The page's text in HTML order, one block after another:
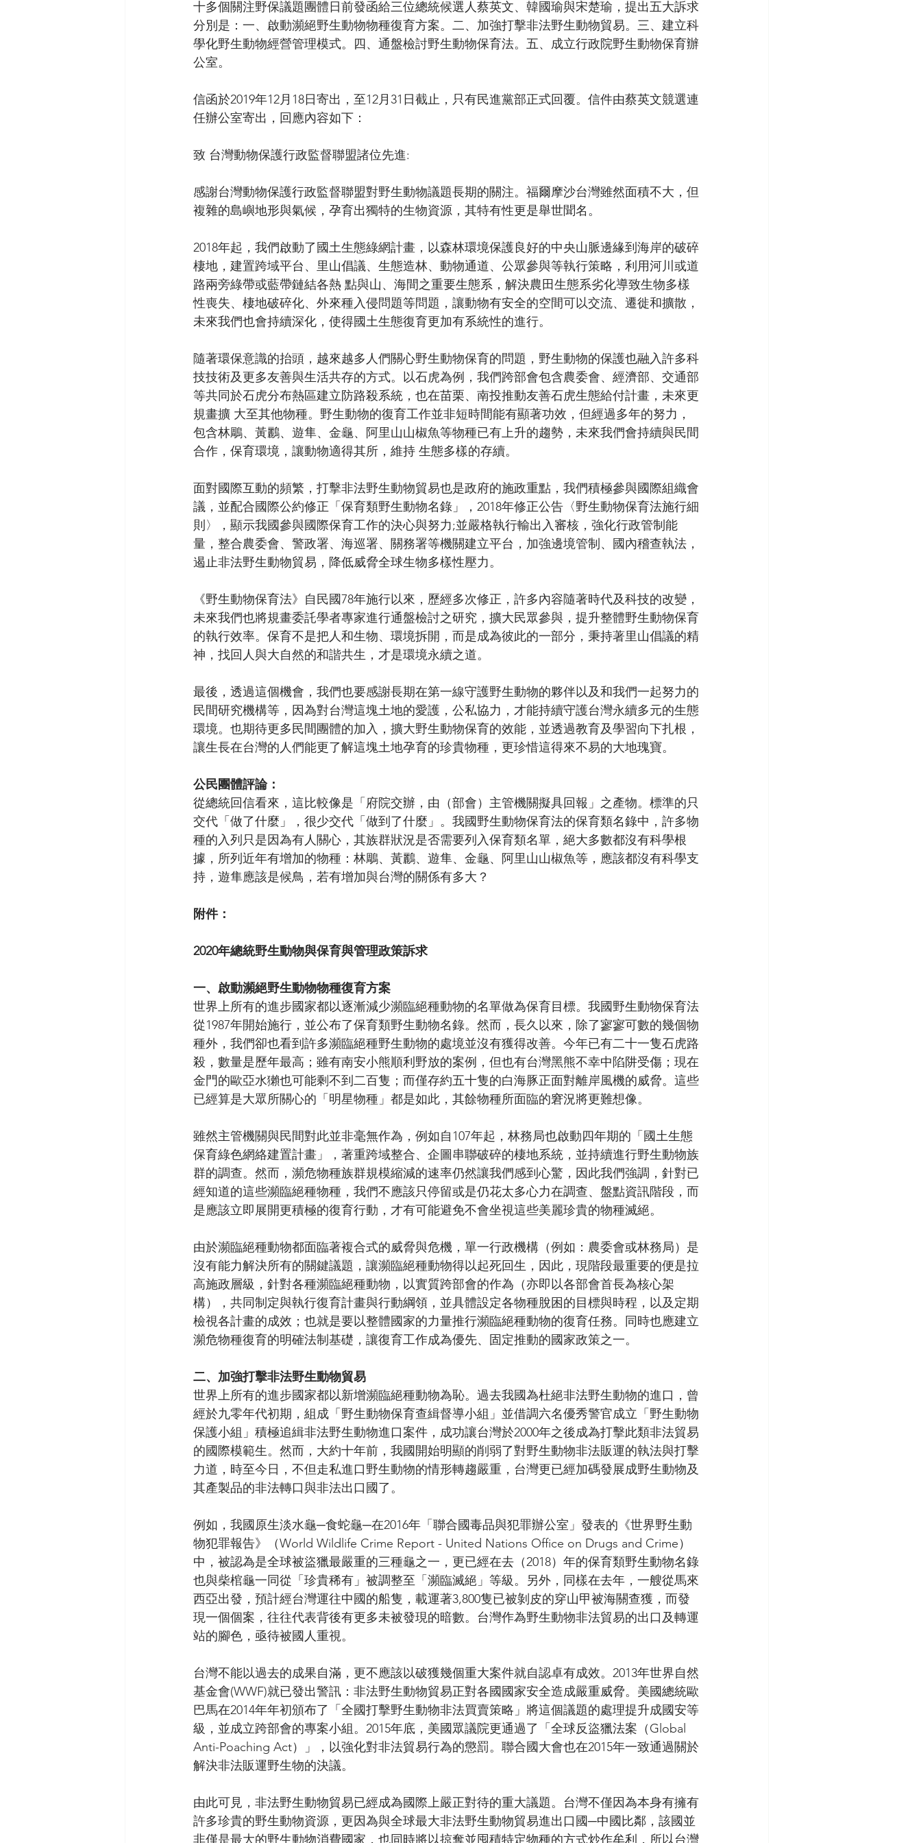
十多個關注野保議題團體日前發函給三位總統候選人蔡英文、韓國瑜與宋楚瑜，提出五大訴求
分別是：一、啟動瀕絕野生動物物種復育方案。二、加強打擊非法野生動物貿易。三、建立科
學化野生動物經營管理模式。四、通盤檢討野生動物保育法。五、成立行政院野生動物保育辦
公室。
信函於2019年12月18日寄出，至12月31日截止，只有民進黨部正式回覆。信件由蔡英文競選連
任辦公室寄出，回應內容如下：
致 台灣動物保護行政監督聯盟諸位先進:
感謝台灣動物保護行政監督聯盟對野生動物議題長期的關注。福爾摩沙台灣雖然面積不大，但
複雜的島嶼地形與氣候，孕育出獨特的生物資源，其特有性更是舉世聞名。
2018年起，我們啟動了國土生態綠網計畫，以森林環境保護良好的中央山脈邊緣到海岸的破碎
棲地，建置跨域平台、里山倡議、生態造林、動物通道、公眾參與等執行策略，利用河川或道
路兩旁綠帶或藍帶鏈結各熱 點與山、海間之重要生態系，解決農田生態系劣化導致生物多樣
性喪失、棲地破碎化、外來種入侵問題等問題，讓動物有安全的空間可以交流、遷徙和擴散，
未來我們也會持續深化，使得國土生態復育更加有系統性的進行。
隨著環保意識的抬頭，越來越多人們關心野生動物保育的問題，野生動物的保護也融入許多科
技技術及更多友善與生活共存的方式。以石虎為例，我們跨部會包含農委會、經濟部、交通部
等共同於石虎分布熱區建立防路殺系統，也在苗栗、南投推動友善石虎生態給付計畫，未來更
規畫擴 大至其他物種。野生動物的復育工作並非短時間能有顯著功效，但經過多年的努力，
包含林鵰、黃鸝、遊隼、金龜、阿里山山椒魚等物種已有上升的趨勢，未來我們會持續與民間
合作，保育環境，讓動物適得其所，維持 生態多樣的存續。
面對國際互動的頻繁，打擊非法野生動物貿易也是政府的施政重點，我們積極參與國際組織會
議，並配合國際公約修正「保育類野生動物名錄」，2018年修正公告〈野生動物保育法施行細
則〉，顯示我國參與國際保育工作的決心與努力;並嚴格執行輸出入審核，強化行政管制能
量，整合農委會、警政署、海巡署、關務署等機關建立平台，加強邊境管制、國內稽查執法，
遏止非法野生動物貿易，降低威脅全球生物多樣性壓力。
《野生動物保育法》自民國78年施行以來，歷經多次修正，許多內容隨著時代及科技的改變，
未來我們也將規畫委託學者專家進行通盤檢討之研究，擴大民眾參與，提升整體野生動物保育
的執行效率。保育不是把人和生物、環境拆開，而是成為彼此的一部分，秉持著里山倡議的精
神，找回人與大自然的和諧共生，才是環境永續之道。
最後，透過這個機會，我們也要感謝長期在第一線守護野生動物的夥伴以及和我們一起努力的
民間研究機構等，因為對台灣這塊土地的愛護，公私協力，才能持續守護台灣永續多元的生態
環境。也期待更多民間團體的加入，擴大野生動物保育的效能，並透過教育及學習向下扎根，
讓生長在台灣的人們能更了解這塊土地孕育的珍貴物種，更珍惜這得來不易的大地瑰寶。
公民團體評論：
從總統回信看來，這比較像是「府院交辦，由（部會）主管機關擬具回報」之產物。標準的只
交代「做了什麼」，很少交代「做到了什麼」。我國野生動物保育法的保育類名錄中，許多物
種的入列只是因為有人關心，其族群狀況是否需要列入保育類名單，絕大多數都沒有科學根
據，所列近年有增加的物種：林鵰、黃鸝、遊隼、金龜、阿里山山椒魚等，應該都沒有科學支
持，遊隼應該是候鳥，若有增加與台灣的關係有多大？
附件：
2020年總統野生動物與保育與管理政策訴求
一、啟動瀕絕野生動物物種復育方案
世界上所有的進步國家都以逐漸減少瀕臨絕種動物的名單做為保育目標。我國野生動物保育法
從1987年開始施行，並公布了保育類野生動物名錄。然而，長久以來，除了寥寥可數的幾個物
種外，我們卻也看到許多瀕臨絕種野生動物的處境並沒有獲得改善。今年已有二十一隻石虎路
殺，數量是歷年最高；雖有南安小熊順利野放的案例，但也有台灣黑熊不幸中陷阱受傷；現在
金門的歐亞水獺也可能剩不到二百隻；而僅存約五十隻的白海豚正面對離岸風機的威脅。這些
已經算是大眾所關心的「明星物種」都是如此，其餘物種所面臨的窘況將更難想像。
雖然主管機關與民間對此並非毫無作為，例如自107年起，林務局也啟動四年期的「國土生態
保育綠色網絡建置計畫」，著重跨域整合、企圖串聯破碎的棲地系統，並持續進行野生動物族
群的調查。然而，瀕危物種族群規模縮減的速率仍然讓我們感到心驚，因此我們強調，針對已
經知道的這些瀕臨絕種物種，我們不應該只停留或是仍花太多心力在調查、盤點資訊階段，而
是應該立即展開更積極的復育行動，才有可能避免不會坐視這些美麗珍貴的物種滅絕。
由於瀕臨絕種動物都面臨著複合式的威脅與危機，單一行政機構（例如：農委會或林務局）是
沒有能力解決所有的關鍵議題，讓瀕臨絕種動物得以起死回生，因此，現階段最重要的便是拉
高施政層級，針對各種瀕臨絕種動物，以實質跨部會的作為（亦即以各部會首長為核心架
構），共同制定與執行復育計畫與行動綱領，並具體設定各物種脫困的目標與時程，以及定期
檢視各計畫的成效；也就是要以整體國家的力量推行瀕臨絕種動物的復育任務。同時也應建立
瀕危物種復育的明確法制基礎，讓復育工作成為優先、固定推動的國家政策之一。
二、加強打擊非法野生動物貿易
世界上所有的進步國家都以新增瀕臨絕種動物為恥。過去我國為杜絕非法野生動物的進口，曾
經於九零年代初期，組成「野生動物保育查緝督導小組」並借調六名優秀警官成立「野生動物
保護小組」積極追緝非法野生動物進口案件，成功讓台灣於2000年之後成為打擊此類非法貿易
的國際模範生。然而，大約十年前，我國開始明顯的削弱了對野生動物非法販運的執法與打擊
力道，時至今日，不但走私進口野生動物的情形轉趨嚴重，台灣更已經加碼發展成野生動物及
其產製品的非法轉口與非法出口國了。
例如，我國原生淡水龜─食蛇龜─在2016年「聯合國毒品與犯罪辦公室」發表的《世界野生動
物犯罪報告》（World Wildlife Crime Report - United Nations Office on Drugs and Crime）
中，被認為是全球被盜獵最嚴重的三種龜之一，更已經在去（2018）年的保育類野生動物名錄
也與柴棺龜一同從「珍貴稀有」被調整至「瀕臨滅絕」等級。另外，同樣在去年，一艘從馬來
西亞出發，預計經台灣運往中國的船隻，載運著3,800隻已被剝皮的穿山甲被海關查獲，而發
現一個個案，往往代表背後有更多未被發現的暗數。台灣作為野生動物非法貿易的出口及轉運
站的腳色，亟待被國人重視。
台灣不能以過去的成果自滿，更不應該以破獲幾個重大案件就自認卓有成效。2013年世界自然
基金會(WWF)就已發出警訊：非法野生動物貿易正對各國國家安全造成嚴重威脅。美國總統歐
巴馬在2014年年初頒布了「全國打擊野生動物非法買賣策略」將這個議題的處理提升成國安等
級，並成立跨部會的專案小組。2015年底，美國眾議院更通過了「全球反盜獵法案（Global
Anti-Poaching Act）」，以強化對非法貿易行為的懲罰。聯合國大會也在2015年一致通過關於
解決非法販運野生物的決議。
由此可見，非法野生動物貿易已經成為國際上嚴正對待的重大議題。台灣不僅因為本身有擁有
許多珍貴的野生動物資源，更因為與全球最大非法野生動物貿易進出口國─中國比鄰，該國並
非僅是最大的野生動物消費國家，也同時將以掠奪並囤積特定物種的方式炒作牟利，所以台灣